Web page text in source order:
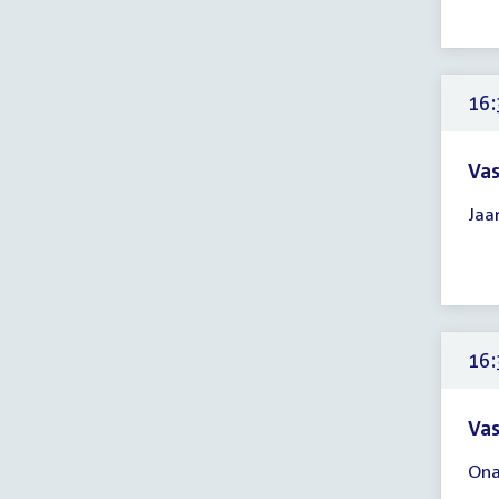
uur
uur